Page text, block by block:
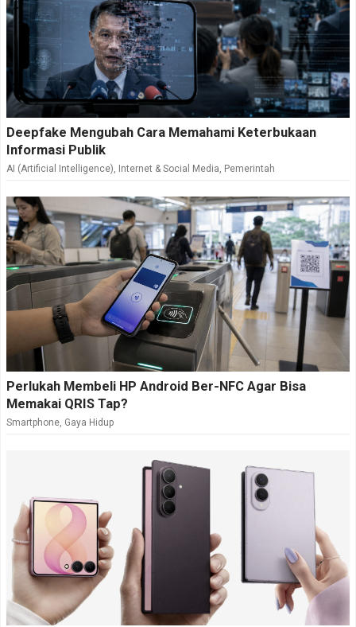
Deepfake Mengubah Cara Memahami Keterbukaan
Informasi Publik
AI (Artificial Intelligence) Internet & Social Media Pemerintah
Perlukah Membeli HP Android Ber-NFC Agar Bisa
Memakai QRIS Tap?
Smartphone Gaya Hidup